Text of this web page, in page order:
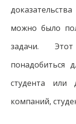
можно было
задачи.
понадобиться
студента или
компаний,